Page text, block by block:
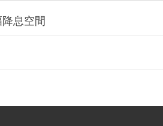
息空間